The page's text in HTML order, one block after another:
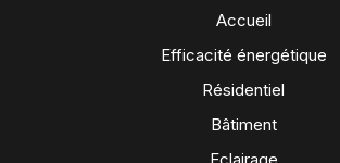
Accueil
Efficacité énergétique
Résidentiel
Bâtiment